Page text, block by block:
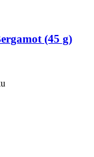
(45 g)